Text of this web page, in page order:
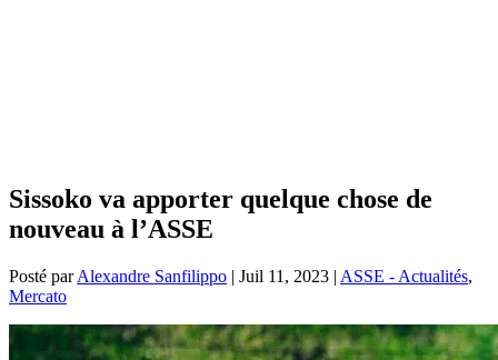
Sissoko va apporter quelque chose de
nouveau à l’ASSE
Posté parAlexandre Sanfilippo | Juil 11, 2023 | ASSE - Actualités,
Mercato